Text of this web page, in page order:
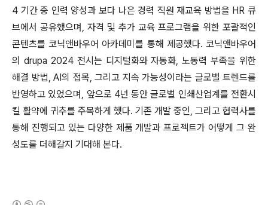
4 기간 중 인력 양성과 보다 나은 경력 직원 재교육 방법을 HR 큐
브에서 공유했으며, 자격 및 추가 교육 프로그램을 위한 포괄적인
콘텐츠를 코닉앤바우어 아카데미를 통해 제공했다. 코닉앤바우어
의 drupa 2024 전시는 디지털화와 자동화, 노동력 부족을 위한
해결 방법, AI의 접목, 그리고 지속 가능성이라는 글로벌 트렌드를
반영하고 있었으며, 앞으로 4년 동안 글로벌 인쇄산업계를 전환시
킬 활약에 귀추를 주목하게 했다. 기존 개발 중인, 그리고 협력사를
통해 진행되고 있는 다양한 제품 개발과 프로젝트가 어떻게 그 완
성도를 더해갈지 기대해 본다.